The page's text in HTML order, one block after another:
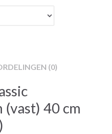
(0)
(vast) 40 cm